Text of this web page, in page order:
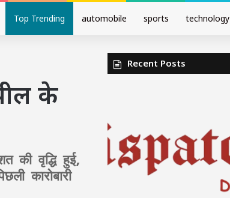
Top Trending automobile sports technology
के
की वृद्धि हुई,
कारोबारी
Recent Posts